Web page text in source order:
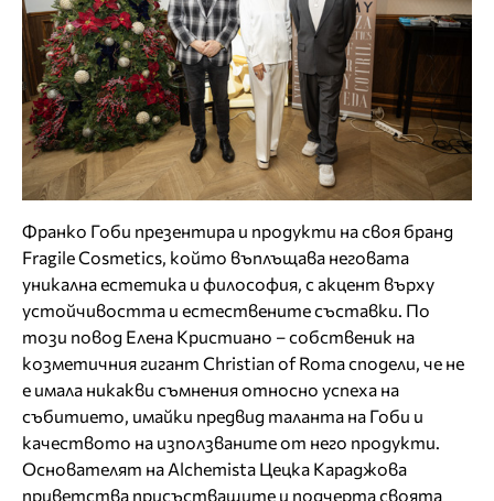
Франко Гоби презентира и продукти на своя бранд
Fragile Cosmetics, който въплъщава неговата
уникална естетика и философия, с акцент върху
устойчивостта и естествените съставки. По
този повод Елена Кристиано – собственик на
козметичния гигант Christian of Roma сподели, че не
е имала никакви съмнения относно успеха на
събитието, имайки предвид таланта на Гоби и
качеството на използваните от него продукти.
Основателят на Alchemista Цецка Караджова
приветства присъстващите и подчерта своята